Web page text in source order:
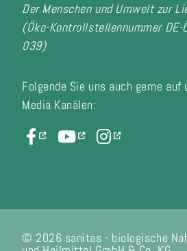
Der Menschen und Umwelt zur
(Öko-Kontrollstellennummer DE-
039)
Folgende Sie uns auch gerne auf
Media Kanälen:
© 2026 sanitas - biologische